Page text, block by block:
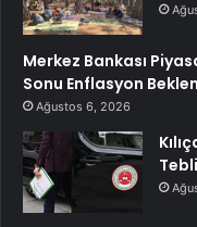
Merkez Bankası
Sonu Enflasyon
Ağustos 6, 2026